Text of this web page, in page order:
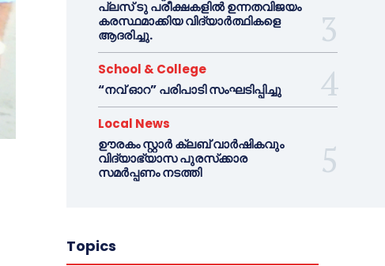
പ്ലസ് ടു പരീക്ഷകളിൽ ഉന്നതവിജയം
കരസ്ഥമാക്കിയ വിദ്യാർത്ഥികളെ
ആദരിച്ചു.
School & College
“നവ് ഓറ” പരിപാടി സംഘടിപ്പിച്ചു
Local News
ഊരകം സ്റ്റാർ ക്ലബ് വാർഷികവും
വിദ്യാഭ്യാസ പുരസ്‌ക്കാര
സമർപ്പണം നടത്തി
Topics